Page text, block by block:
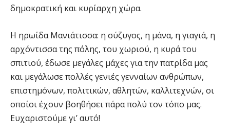
δημοκρατική και κυρίαρχη χώρα.
Η ηρωίδα Μανιάτισσα: η σύζυγος, η μάνα, η γιαγιά, η
αρχόντισσα της πόλης, του χωριού, η κυρά του
σπιτιού, έδωσε μεγάλες μάχες για την πατρίδα μας
και μεγάλωσε πολλές γενιές γενναίων ανθρώπων,
επιστημόνων, πολιτικών, αθλητών, καλλιτεχνών, οι
οποίοι έχουν βοηθήσει πάρα πολύ τον τόπο μας.
Ευχαριστούμε γι’ αυτό!